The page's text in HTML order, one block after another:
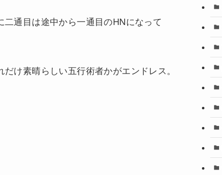
通目は途中から一通目のHNになって
け素晴らしい五行術者かがエンドレス。